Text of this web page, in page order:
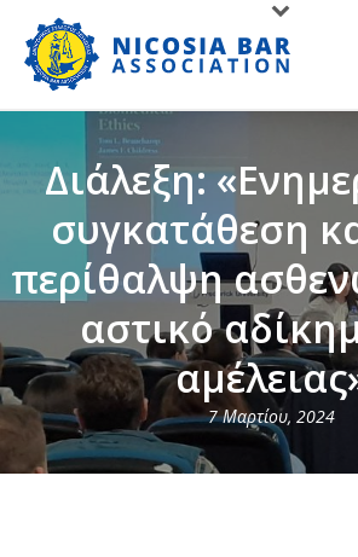
Διάλεξη:
συγκατάθεση
περίθαλψη
αστικό
7 Μαρτίου, 2024